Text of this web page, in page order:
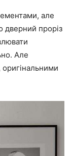
але
дверний проріз
Але